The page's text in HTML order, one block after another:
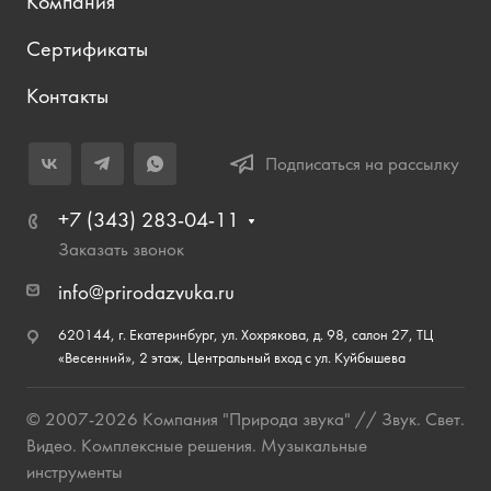
Сертификаты
Контакты
Подписаться на рассылку
+7 (343) 283-04-11
Заказать звонок
info@prirodazvuka.ru
620144, г. Екатеринбург, ул. Хохрякова, д. 98, салон 27, ТЦ
«Весенний», 2 этаж, Центральный вход с ул. Куйбышева
© 2007-2026 Компания "Природа звука" // Звук. Свет.
Видео. Комплексные решения. Музыкальные
инструменты